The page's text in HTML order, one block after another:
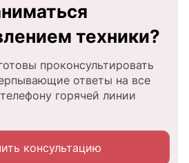
техники?
проконсультировать
ответы на все
горячей линии
консультацию